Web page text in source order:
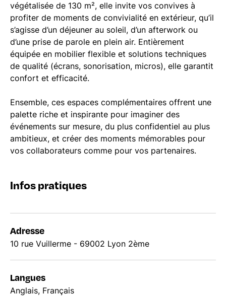
végétalisée de 130 m², elle invite vos convives à
profiter de moments de convivialité en extérieur, qu’il
s’agisse d’un déjeuner au soleil, d’un afterwork ou
d’une prise de parole en plein air. Entièrement
équipée en mobilier flexible et solutions techniques
de qualité (écrans, sonorisation, micros), elle garantit
confort et efficacité.
Ensemble, ces espaces complémentaires offrent une
palette riche et inspirante pour imaginer des
événements sur mesure, du plus confidentiel au plus
ambitieux, et créer des moments mémorables pour
vos collaborateurs comme pour vos partenaires.
Infos pratiques
Adresse
10 rue Vuillerme - 69002 Lyon 2ème
Langues
Anglais, Français